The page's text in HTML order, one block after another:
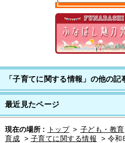
「子育てに関する情報」の他の記
最近見たページ
現在の場所 : トップ > 子ども・教育
育成 > 子育てに関する情報 > 令和